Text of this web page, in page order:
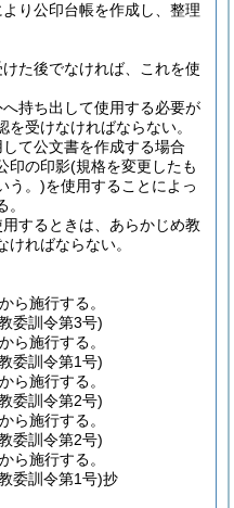
より公印台帳を作成し、整理
た後でなければ、これを使
持ち出して使用する必要が
受けなければならない。
て公文書を作成する場合
印の印影(規格を変更したも
う。)を使用することによっ
するときは、あらかじめ教
ればならない。
ら施行する。
委訓令第3号)
ら施行する。
委訓令第1号)
ら施行する。
委訓令第2号)
ら施行する。
委訓令第2号)
ら施行する。
委訓令第1号)抄